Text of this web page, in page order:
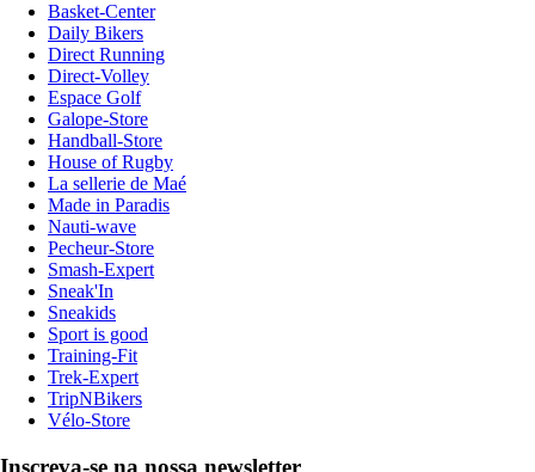
Basket-Center
Daily Bikers
Direct Running
Direct-Volley
Espace Golf
Galope-Store
Handball-Store
House of Rugby
La sellerie de Maé
Made in Paradis
Nauti-wave
Pecheur-Store
Smash-Expert
Sneak'In
Sneakids
Sport is good
Training-Fit
Trek-Expert
TripNBikers
Vélo-Store
Inscreva-se na nossa newsletter